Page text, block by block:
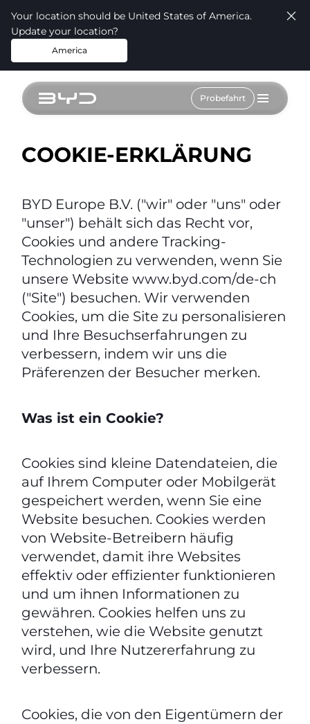
Your location should be United States of America.
Update your location?
America
Probefahrt
COOKIE-ERKLÄRUNG
BYD Europe B.V. ("wir" oder "uns" oder
"unser") behält sich das Recht vor,
Cookies und andere Tracking-
Technologien zu verwenden, wenn Sie
unsere Website www.byd.com/de-ch
("Site") besuchen. Wir verwenden
Cookies, um die Site zu personalisieren
und Ihre Besuchserfahrungen zu
verbessern, indem wir uns die
Präferenzen der Besucher merken.
Was ist ein Cookie?
Cookies sind kleine Datendateien, die
auf Ihrem Computer oder Mobilgerät
gespeichert werden, wenn Sie eine
Website besuchen. Cookies werden
von Website-Betreibern häufig
verwendet, damit ihre Websites
effektiv oder effizienter funktionieren
und um ihnen Informationen zu
gewähren. Cookies helfen uns zu
verstehen, wie die Website genutzt
wird, und Ihre Nutzererfahrung zu
verbessern.
Cookies, die von den Eigentümern der